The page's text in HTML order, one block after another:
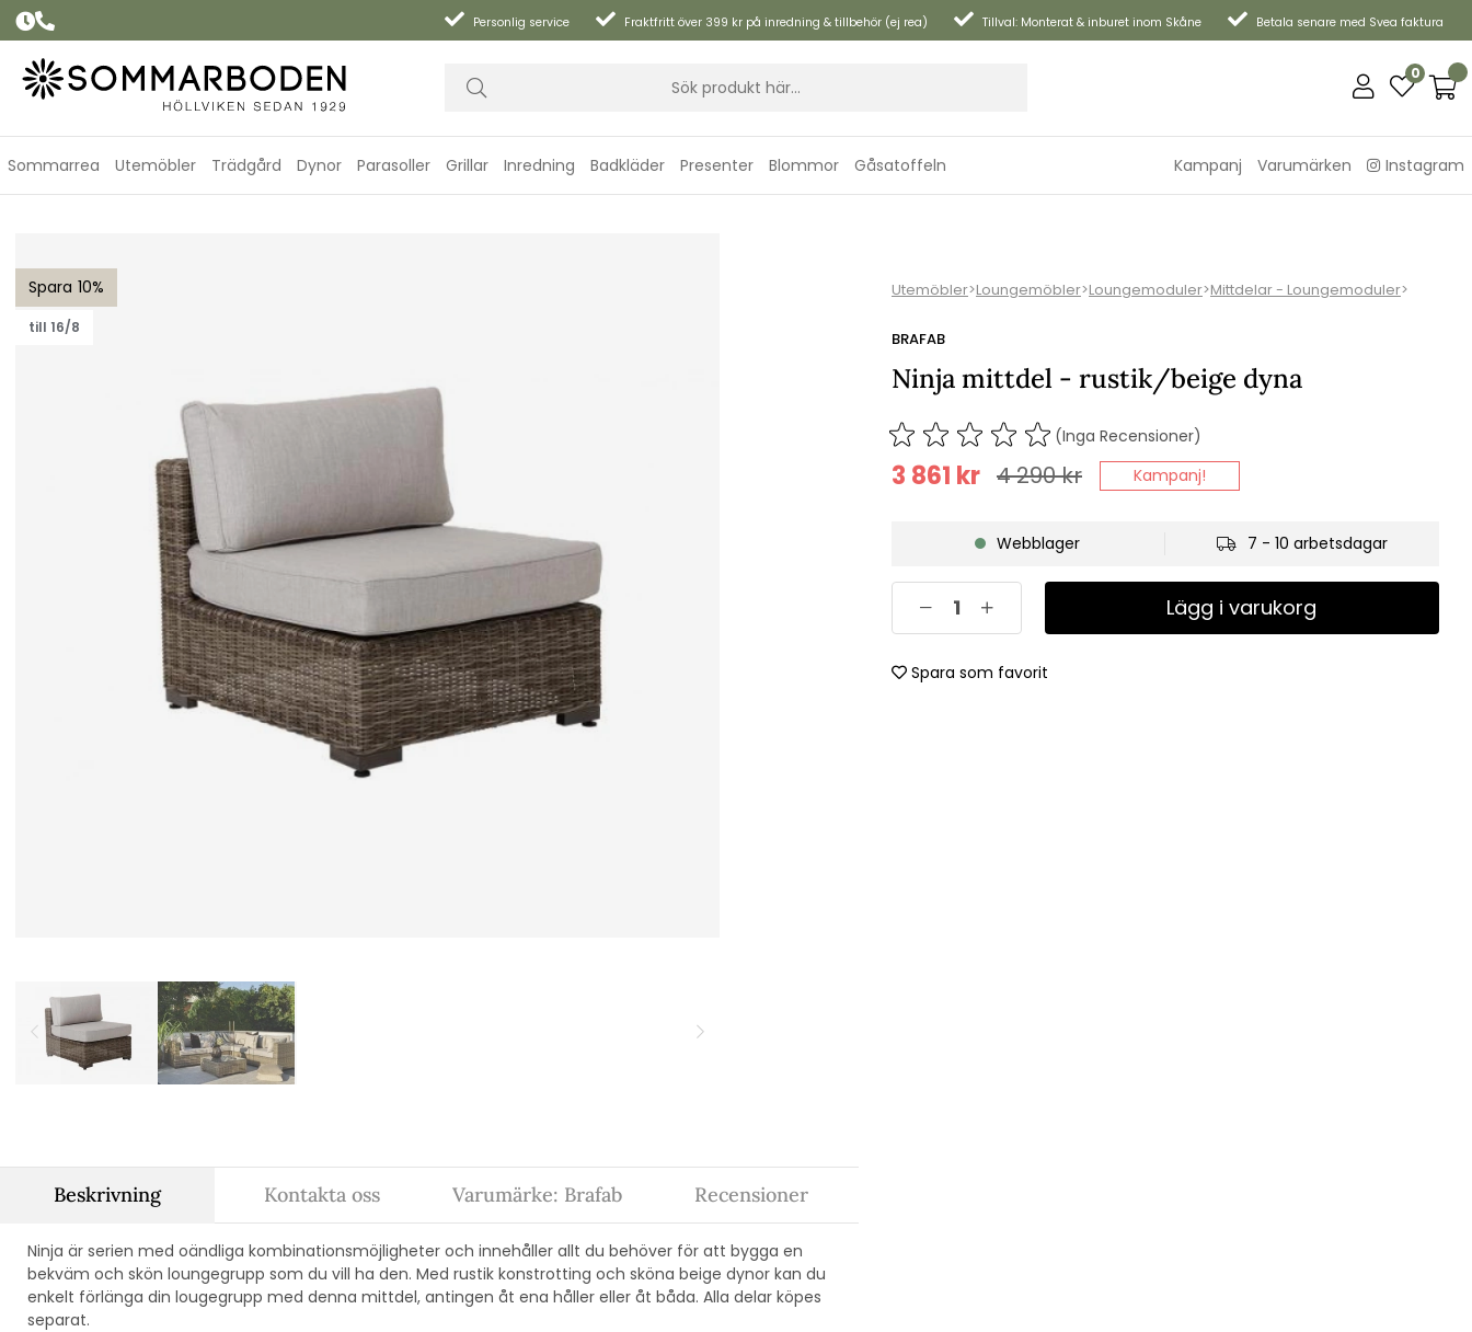
Personlig service Fraktfritt över 399 kr på inredning & tillbehör (ej rea) Tillval: Monterat & inburet inom Skåne Betala senare med Svea faktura
0
Sommarrea Utemöbler Trädgård Dynor Parasoller Grillar Inredning Badkläder Presenter Blommor Gåsatoffeln Kampanj Varumärken Instagram
10
till 16/8
Utemöbler>Loungemöbler>Loungemoduler>Mittdelar - Loungemoduler>
BRAFAB
Ninja mittdel - rustik/beige dyna
(Inga Recensioner)
4 290kr
3 861 kr Kampanj!
Webblager 7 - 10 arbetsdagar
Lägg i varukorg
Spara som favorit
Beskrivning
Ninja är serien med oändliga kombinationsmöjligheter och innehåller allt du behöver för att bygga en
bekväm och skön loungegrupp som du vill ha den. Med rustik konstrotting och sköna beige dynor kan du
enkelt förlänga din lougegrupp med denna mittdel, antingen åt ena håller eller åt båda. Alla delar köpes
separat.
Kontakta oss Varumärke: Brafab Recensioner